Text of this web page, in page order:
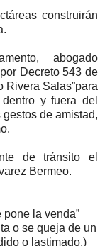
construirán
abogado
Decreto 543 de
Rivera Salas”para
y fuera del
de amistad,
de tránsito el
Bermeo.
la venda”
o se queja de un
o lastimado.)